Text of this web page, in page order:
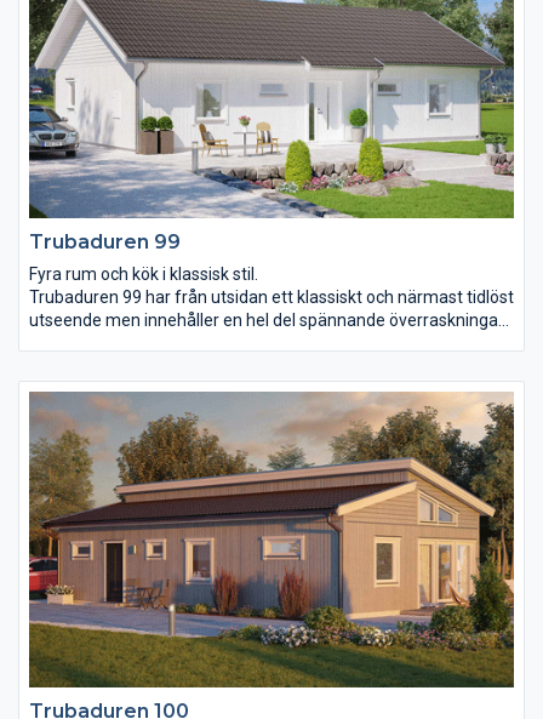
Trubaduren 99
Fyra rum och kök i klassisk stil.
Trubaduren 99 har från utsidan ett klassiskt och närmast tidlöst
utseende men innehåller en hel del spännande överraskningar
vardagsrum. Mycket innehåll på liten yta passar till exempel dig
som inte vill ha onödiga kvadratmetrar att städa och hålla efter.
Köket och vardagsrummet är öppet upp till taknock och får
därmed extra luft och rymd.
Trubaduren 100